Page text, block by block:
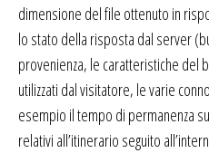
dimensione del file ottenuto in
lo stato della risposta dal server
provenienza, le caratteristiche
utilizzati dal visitatore, le varie
esempio il tempo di permanenza
relativi all’itinerario seguito